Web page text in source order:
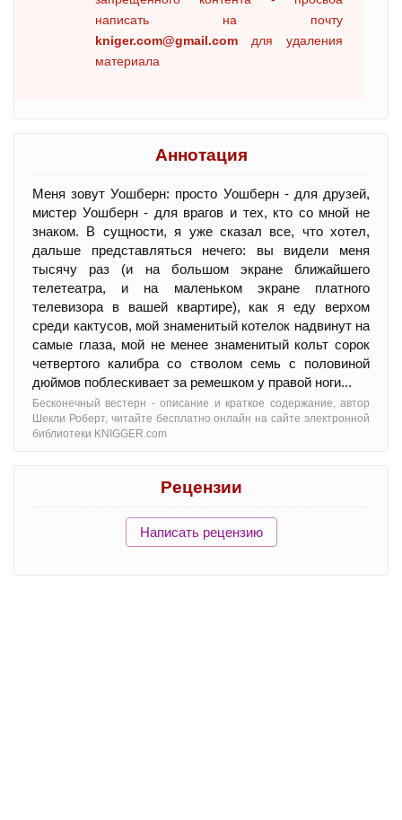
написать на почту
kniger.com@gmail.com для удаления
материала
Аннотация
Меня зовут Уошберн: просто Уошберн - для друзей,
мистер Уошберн - для врагов и тех, кто со мной не
знаком. В сущности, я уже сказал все, что хотел,
дальше представляться нечего: вы видели меня
тысячу раз (и на большом экране ближайшего
телетеатра, и на маленьком экране платного
телевизора в вашей квартире), как я еду верхом
среди кактусов, мой знаменитый котелок надвинут на
самые глаза, мой не менее знаменитый кольт сорок
четвертого калибра со стволом семь с половиной
дюймов поблескивает за ремешком у правой ноги...
Бесконечный вестерн - oписание и краткое содержание, автор
Шекли Роберт, читайте бесплатно онлайн на сайте электронной
библиотеки KNIGGER.com
Рецензии
Написать рецензию